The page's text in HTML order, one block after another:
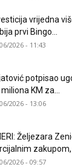
vrijedna
prvi Bingo...
2026 - 11:43
potpisao
KM za...
2026 - 13:06
Željezara
zakupom,
2026 - 09:57